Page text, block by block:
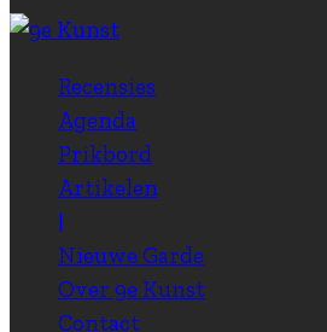
Recensies
Agenda
Prikbord
Artikelen
|
Nieuwe Garde
Over 9e Kunst
Contact